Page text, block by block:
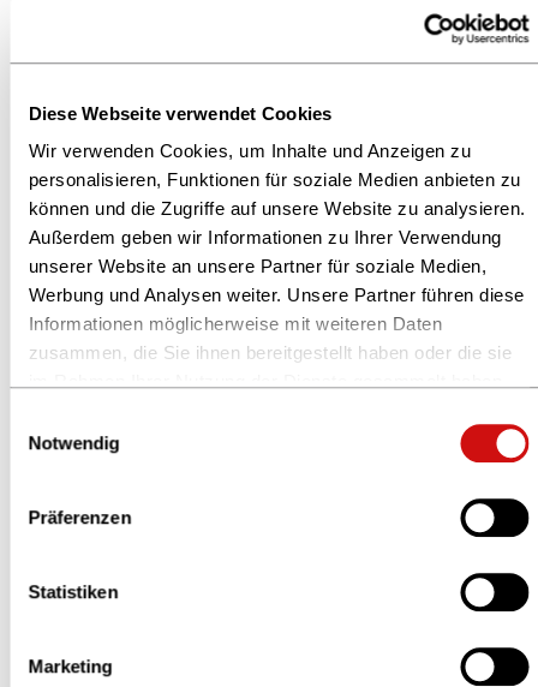
Diese Webseite verwendet Cookies
Wir verwenden Cookies, um Inhalte und Anzeigen zu
personalisieren, Funktionen für soziale Medien anbieten zu
können und die Zugriffe auf unsere Website zu analysieren.
Außerdem geben wir Informationen zu Ihrer Verwendung
unserer Website an unsere Partner für soziale Medien,
Werbung und Analysen weiter. Unsere Partner führen diese
Informationen möglicherweise mit weiteren Daten
zusammen, die Sie ihnen bereitgestellt haben oder die sie
Datenschutzerklärung
Notwendig
Präferenzen
Statistiken
Marketing
(Herausgeber)
(Berlin Universities
Touristische Entdeckung:
Anna Fulton-Schwindack, Katharina Schwindack,
Anselm Schwindack:
The Quedlinburger
(Verlag
The Quedlinburger)
Christoph Gunsser:Hugo Häring Preis(Bund
Deutscher Architektinnen und Architekten)
Bernd Langmack:
Lisa Vogel:
(ia verlag)
Mit dem Preis „Deutschlands schönstes Regionalbuch“
und die Stiftung Buchkunst Bücher aus, die einen